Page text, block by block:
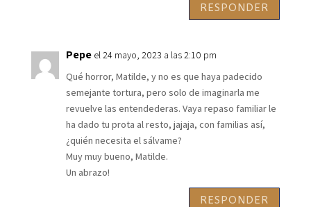
RESPONDER
Pepe el 24 mayo, 2023 a las 2:10 pm
Qué horror, Matilde, y no es que haya padecido
semejante tortura, pero solo de imaginarla me
revuelve las entendederas. Vaya repaso familiar le
ha dado tu prota al resto, jajaja, con familias así,
¿quién necesita el sálvame?
Muy muy bueno, Matilde.
Un abrazo!
RESPONDER